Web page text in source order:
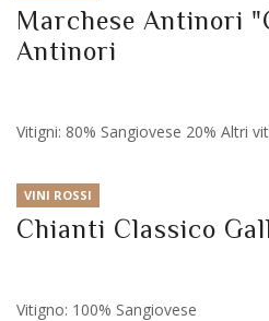
Marchese Antinori
Antinori
Vitigni: 80% Sangiovese 20% Altri
VINI ROSSI
Chianti Classico
Vitigno: 100% Sangiovese